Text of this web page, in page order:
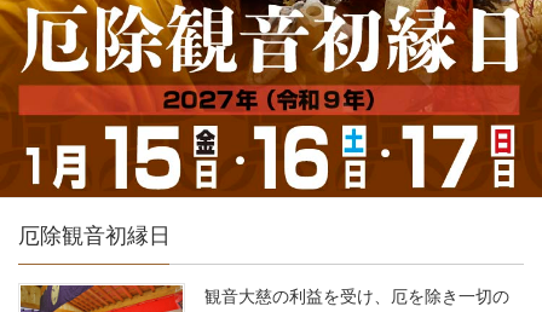
厄除観音初縁日
観音大慈の利益を受け、厄を除き一切の